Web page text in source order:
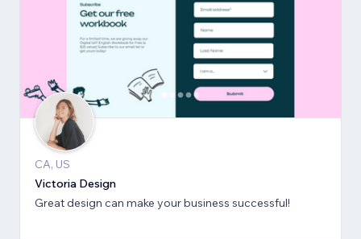
CA, US
Victoria Design
Great design can make your business successful!